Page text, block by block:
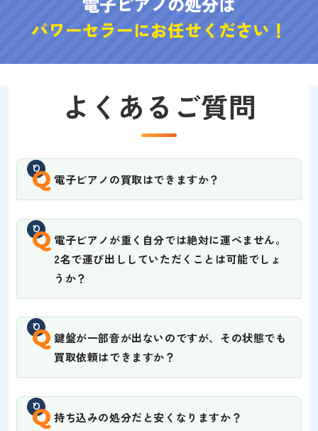
パワーセラーにお任せください！
よくあるご質問
Q 電子ピアノの買取はできますか？
Q 電子ピアノが重く自分では絶対に運べません。
2名で運び出ししていただくことは可能でしょ
うか？
Q 鍵盤が一部音が出ないのですが、その状態でも
買取依頼はできますか？
Q 持ち込みの処分だと安くなりますか？